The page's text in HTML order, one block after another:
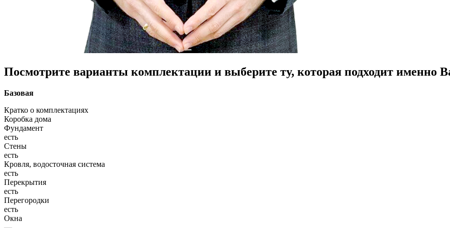
Посмотрите варианты комплектации и выберите ту, которая подходит именно
Базовая
Кратко о комплектациях
Коробка дома
Фундамент
есть
Стены
есть
Кровля, водосточная система
есть
Перекрытия
есть
Перегородки
есть
Окна